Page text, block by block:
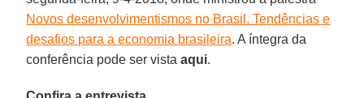
Novos desenvolvimentismos no Brasil. Tendências e
desafios para a economia brasileira. A íntegra da
conferência pode ser vistaaqui.